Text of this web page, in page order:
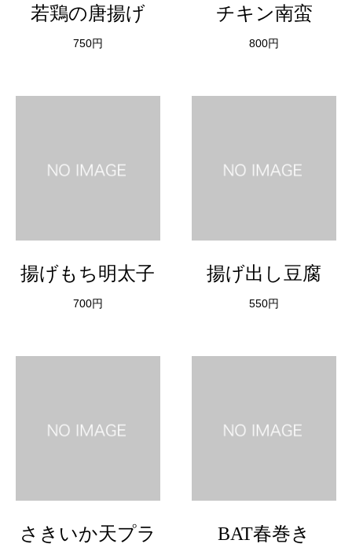
若鶏の唐揚げ
750円
チキン南蛮
800円
揚げもち明太子
700円
揚げ出し豆腐
550円
さきいか天プラ BAT春巻き